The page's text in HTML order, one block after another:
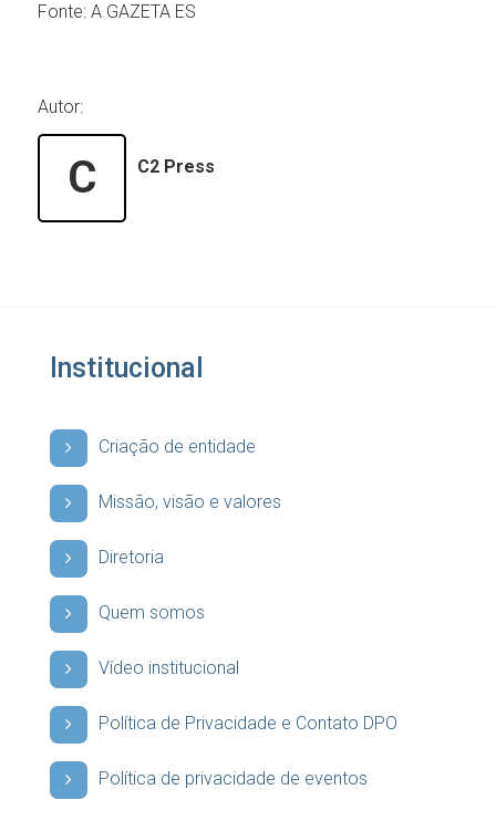
Fonte:A GAZETA ES
Autor:
C C2 Press
Institucional
Criação de entidade
Missão, visão e valores
Diretoria
Quem somos
Vídeo institucional
Política de Privacidade e Contato DPO
Política de privacidade de eventos